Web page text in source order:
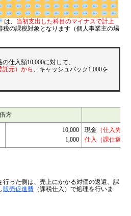
は、当初支出した科目のマイナス
、所得税の課税対象となります（個人事業
仕入額10,000に対して、
託元）から
、キャッシュバック1,000を
借方
10,000
1,000
現金 （仕入先）
仕入（課仕返還
行った側は、売上にかかる対価の返還、課
販売促進費 （課税仕入）で処理を行いま